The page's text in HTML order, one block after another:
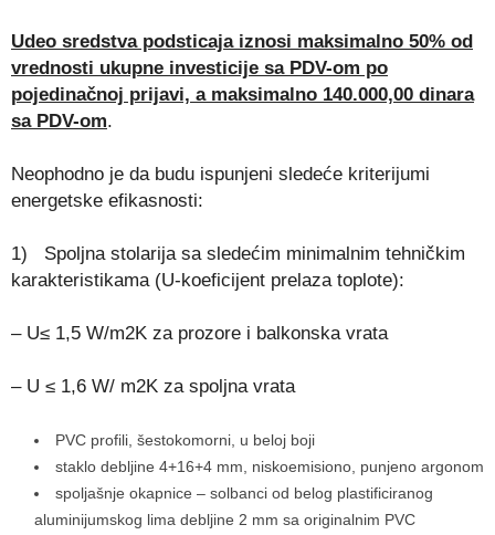
Udeo sredstva podsticaja iznosi maksimalno 50% od
vrednosti ukupne investicije sa PDV-om po
pojedinačnoj prijavi, a maksimalno 140.000,00 dinara
sa PDV-om.
Neophodno je da budu ispunjeni sledeće kriterijumi
energetske efikasnosti:
1) Spoljna stolarija sa sledećim minimalnim tehničkim
karakteristikama (U-koeficijent prelaza toplote):
– U≤ 1,5 W/m2K za prozore i balkonska vrata
– U ≤ 1,6 W/ m2K za spoljna vrata
PVC profili, šestokomorni, u beloj boji
staklo debljine 4+16+4 mm, niskoemisiono, punjeno argonom
spoljašnje okapnice – solbanci od belog plastificiranog
aluminijumskog lima debljine 2 mm sa originalnim PVC